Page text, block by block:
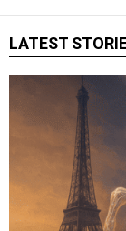
LATEST